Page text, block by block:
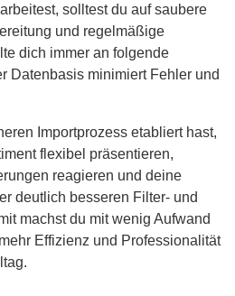
solltest du auf saubere
und regelmäßige
dich immer an folgende
Datenbasis minimiert Fehler und
Importprozess etabliert hast,
flexibel präsentieren,
reagieren und deine
deutlich besseren Filter- und
machst du mit wenig Aufwand
Effizienz und Professionalität